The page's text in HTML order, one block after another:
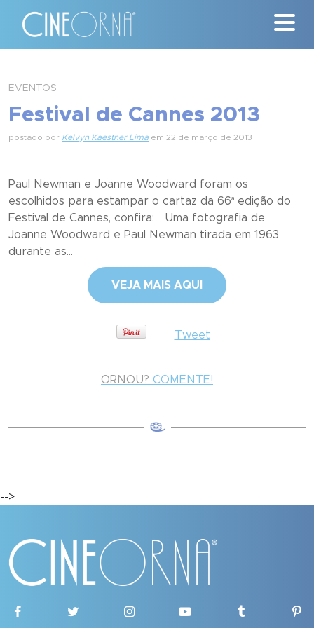
News
Quem Somos
Nossa História
EVENTOS
Festival de Cannes 2013
postado por Kelvyn Kaestner Lima em 22 de março de 2013
Paul Newman e Joanne Woodward foram os
escolhidos para estampar o cartaz da 66ª edição do
Festival de Cannes, confira: Uma fotografia de
Joanne Woodward e Paul Newman tirada em 1963
durante as...
VEJA MAIS AQUI
Tweet
ORNOU? COMENTE!
-->